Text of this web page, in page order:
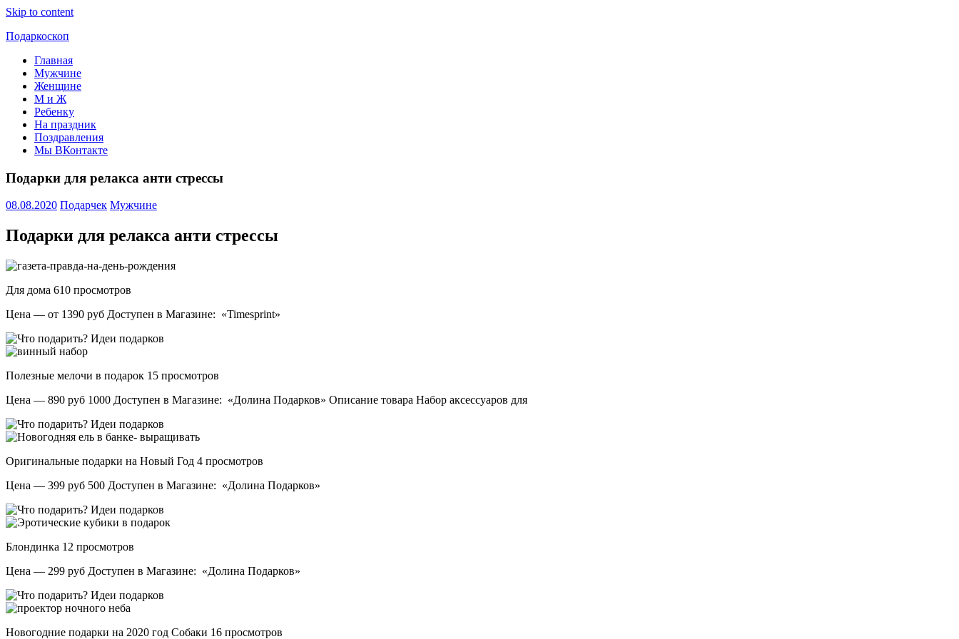
Skip to content
Подаркоскоп
Поможем
выбрать
подарить
Главная
Мужчине
Женщине
М и Ж
Ребенку
На праздник
Поздравления
Мы ВКонтакте
Подарки для релакса анти стрессы
08.08.2020 Подарчек Мужчине
Подарки для релакса анти стрессы
Для дома 610 просмотров
Цена — от 1390 руб Доступен в Магазине: «Timesprint»
Полезные мелочи в подарок 15 просмотров
Цена — 890 руб 1000 Доступен в Магазине: «Долина Подарков» Описание товара Набор аксессуаров для
Оригинальные подарки на Новый Год 4 просмотров
Цена — 399 руб 500 Доступен в Магазине: «Долина Подарков»
Блондинка 12 просмотров
Цена — 299 руб Доступен в Магазине: «Долина Подарков»
Новогодние подарки на 2020 год Собаки 16 просмотров